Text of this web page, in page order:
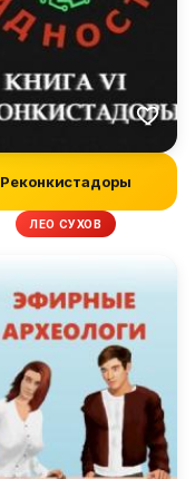
Реконкистадоры
ЛЕО СУХОВ